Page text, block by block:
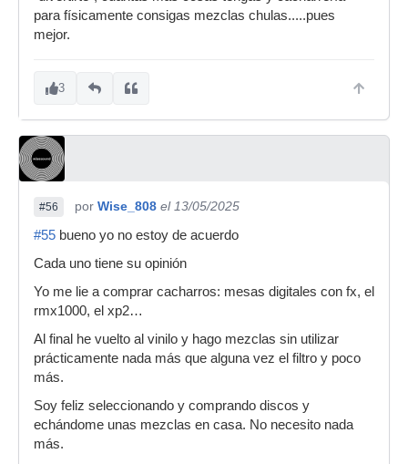
para físicamente consigas mezclas chulas.....pues
mejor.
3
#56 por Wise_808 el 13/05/2025
#55 bueno yo no estoy de acuerdo
Cada uno tiene su opinión
Yo me lie a comprar cacharros: mesas digitales con fx, el
rmx1000, el xp2…
Al final he vuelto al vinilo y hago mezclas sin utilizar
prácticamente nada más que alguna vez el filtro y poco
más.
Soy feliz seleccionando y comprando discos y
echándome unas mezclas en casa. No necesito nada
más.